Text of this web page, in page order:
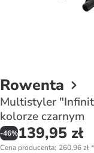
Rowenta
Multistyler
kolorze czarnym
-46%139,95 zł
Cena producenta: 260,96 zł*